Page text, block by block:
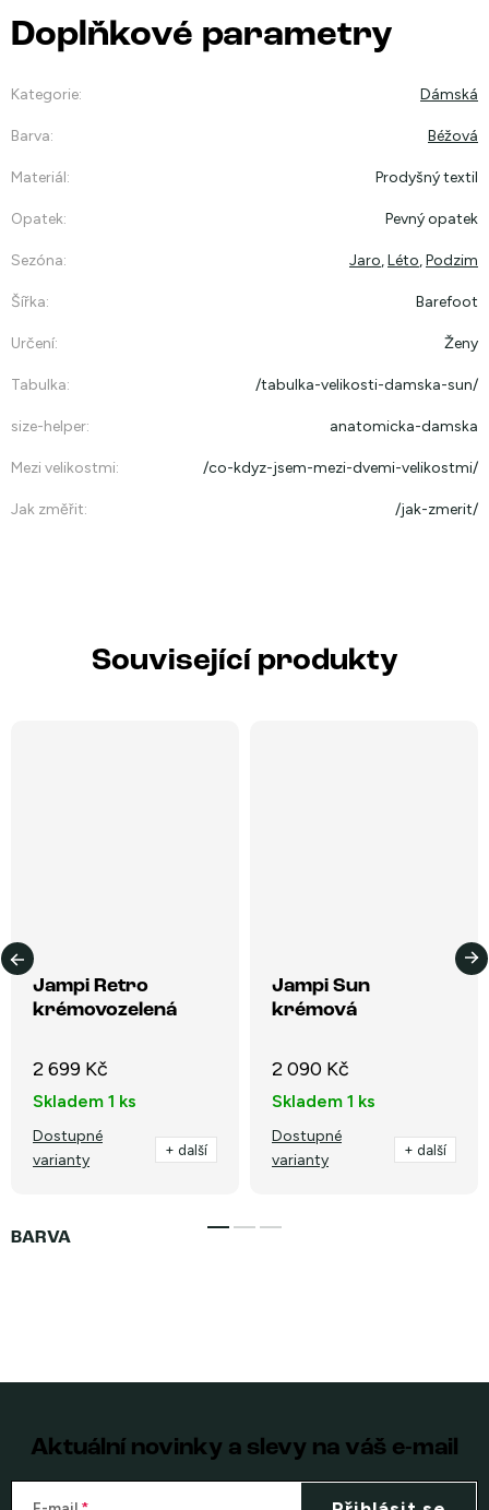
Doplňkové parametry
Kategorie: Dámská
Barva: Béžová
Materiál: Prodyšný textil
Opatek: Pevný opatek
Sezóna: Jaro,Léto,Podzim
Šířka: Barefoot
Určení: Ženy
Tabulka: /tabulka-velikosti-damska-sun/
size-helper: anatomicka-damska
Mezi velikostmi: /co-kdyz-jsem-mezi-dvemi-velikostmi/
Jak změřit: /jak-zmerit/
Související produkty
Jampi Retro
krémovozelená
2 699 Kč
Skladem 1 ks
Dostupné
varianty
+ další
Jampi Sun
krémová
2 090 Kč
Skladem 1 ks
Dostupné
varianty
+ další
Aktuální novinky a slevy na váš e-mail